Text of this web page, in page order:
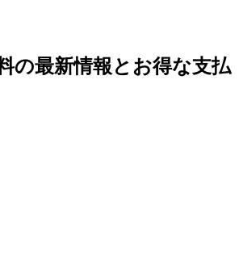
の最新情報とお得な支払